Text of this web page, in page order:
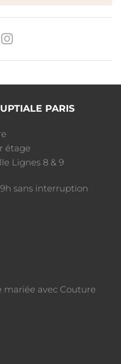
PARIS
étage
Lignes 8 & 9
sans interruption
mariée avec Couture